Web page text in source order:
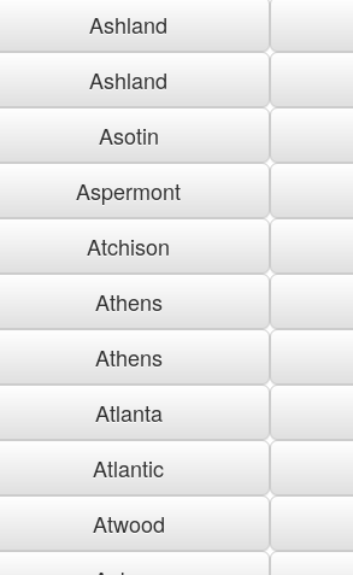
Ashland
Ashland
Asotin
Aspermont
Atchison
Athens
Athens
Atlanta
Atlantic
Atwood